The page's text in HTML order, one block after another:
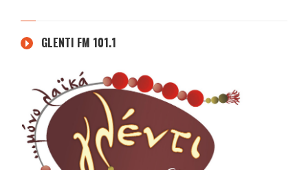
GLENTI FM 101.1